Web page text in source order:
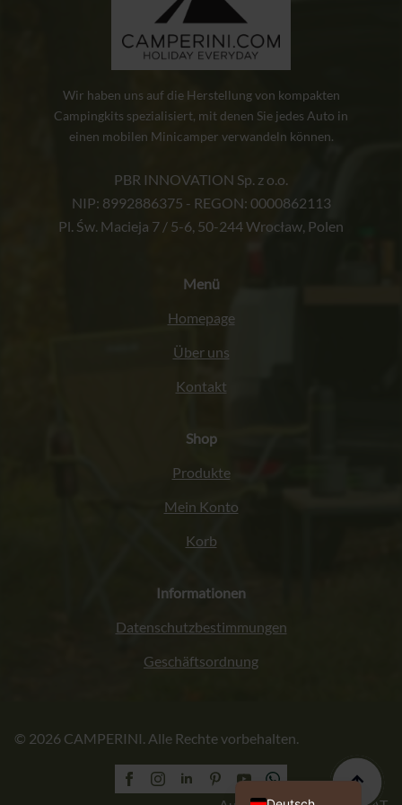
Wir haben uns auf die Herstellung von kompakten
Campingkits spezialisiert, mit denen Sie jedes Auto in
einen mobilen Minicamper verwandeln können.
PBR INNOVATION Sp. z o.o.
NIP: 8992886375 - REGON: 0000862113
Pl. Św. Macieja 7 / 5-6, 50-244 Wrocław, Polen
Menü
Homepage
Über uns
Kontakt
Shop
Produkte
Mein Konto
Korb
Informationen
Datenschutzbestimmungen
Geschäftsordnung
© 2026 CAMPERINI. Alle Rechte vorbehalten.
Polski
English (UK)
Français
Italiano